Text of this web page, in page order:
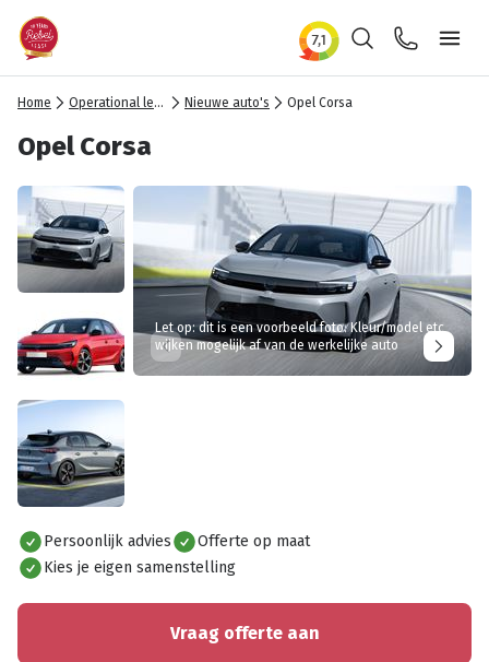
ZoekenContact
Home Operational lease Nieuwe auto's Opel Corsa
Opel Corsa
Alles bekijken
Let op: dit is een voorbeeld foto. Kleur/model etc
wijken mogelijk af van de werkelijke auto
Persoonlijk advies
Offerte op maat
Kies je eigen samenstelling
Vraag offerte aan